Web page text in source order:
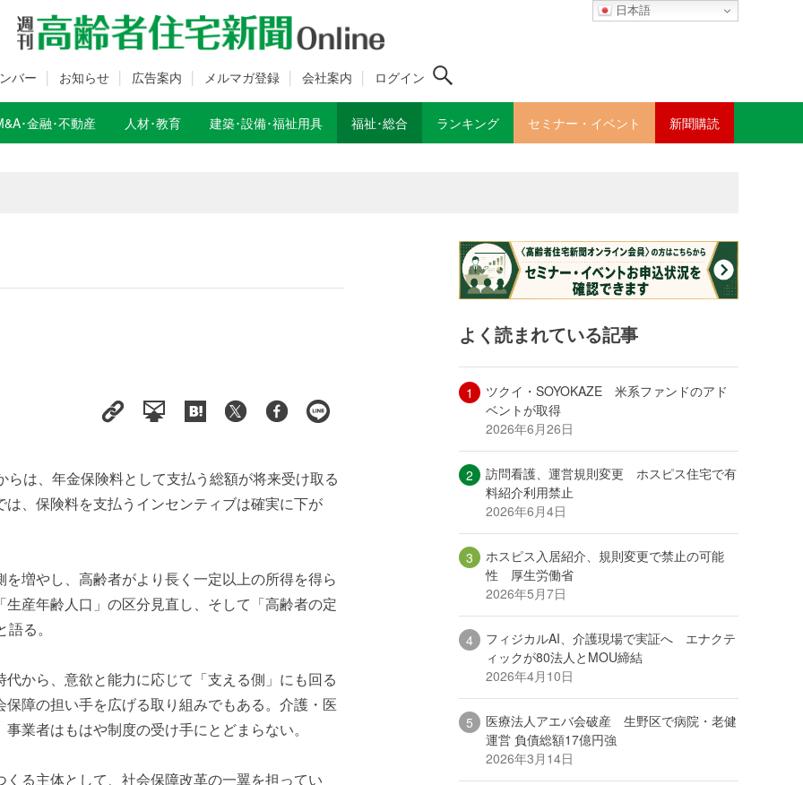
日本語
バー お知らせ 広告案内 メルマガ登録 会社案内 ログイン
･金融･不動産 人材･教育 建築･設備･福祉用具 福祉･総合 ランキング セミナー・イベント 新聞購読
は、年金保険料として支払う総額が将来受け取る
、保険料を支払うインセンティブは確実に下が
増やし、高齢者がより長く一定以上の所得を得ら
産年齢人口」の区分見直し、そして「高齢者の定
る。
から、意欲と能力に応じて「支える側」にも回る
障の担い手を広げる取り組みでもある。介護・医
業者はもはや制度の受け手にとどまらない。
る主体として、社会保障改革の一翼を担ってい
よく読まれている記事
ツクイ・SOYOKAZE 米系ファンドのアド
ベントが取得
2026年6月26日
訪問看護、運営規則変更 ホスピス住宅で有
料紹介利用禁止
2026年6月4日
ホスピス入居紹介、規則変更で禁止の可能
性 厚生労働省
2026年5月7日
フィジカルAI、介護現場で実証へ エナクテ
ィックが80法人とMOU締結
2026年4月10日
医療法人アエバ会破産 生野区で病院・老健
運営 負債総額17億円強
2026年3月14日